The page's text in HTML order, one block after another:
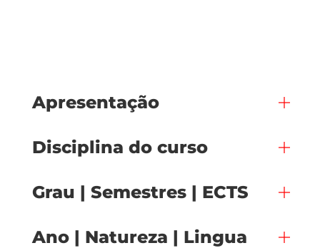
Apresentação
Disciplina do curso
Grau | Semestres | ECTS
Ano | Natureza | Lingua